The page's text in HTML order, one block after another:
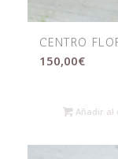
CENTRO
150,00€
Añadir al